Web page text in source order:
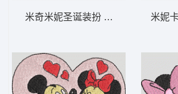
米奇米妮圣诞装扮 米奇和米妮的圣
米妮